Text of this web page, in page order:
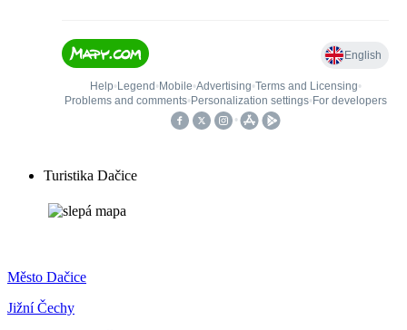
Turistika Dačice
Město Dačice
Jižní Čechy